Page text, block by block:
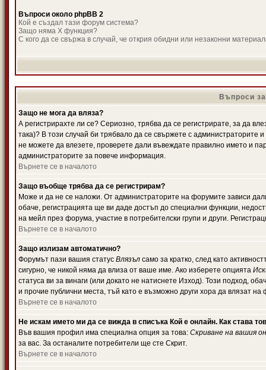
Въпроси около phpBB 2
Кой е създал тази форум система?
Защо няма X функция?
С кого да се свържа в случай, че открия обидни или незаконни
Въпроси
Защо не мога да вляза?
А регистрирахте ли се? Сериозно, трябва да се регистрирате, за да
така)? В този случай би трябвало да се свържете с администраторите
не можете да влезете, проверете дали въвеждате правилно името и
администраторите за повече информация.
Върнете се в началото
Защо въобще трябва да се регистрирам?
Може и да не се наложи. От администраторите на форумите зависи
обаче, регистрацията ще ви даде достъп до специални функции,
на мейл през форума, участие в потребителски групи и други.
Върнете се в началото
Защо излизам автоматично?
Форумът пази вашия статус Влязъл само за кратко, след като
сигурно, че никой няма да влиза от ваше име. Ако изберете опцията
статуса ви за винаги (или докато не натиснете Изход). Този подход,
и прочие публични места, тъй като е възможно други хора да влязат
Върнете се в началото
Не искам името ми да се вижда в списъка Кой е онлайн. Как става
Във вашия профил има специална опция за това: Скриване на вашия
за вас. За останалите потребители ще сте Скрит.
Върнете се в началото